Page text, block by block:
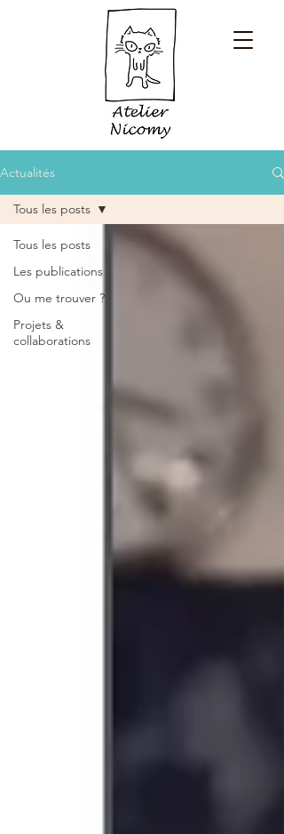
Actualités
Tous les posts
Les publications
Ou me trouver ?
Projets &
collaborations
Tous les posts